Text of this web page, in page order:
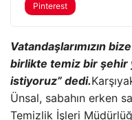
Pinterest
Vatandaşlarımızın
birlikte temiz bir şehir
istiyoruz” dedi.
Ünsal, sabahın erken
Temizlik İşleri